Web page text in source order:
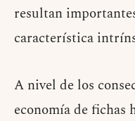
resultan
característica
A nivel de los
economía de fichas